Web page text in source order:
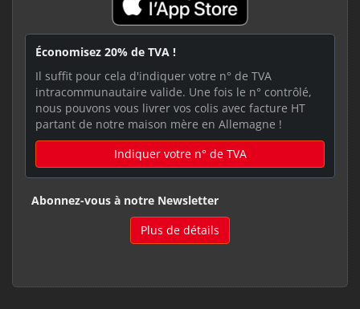
Économisez 20% de TVA !
Il suffit pour cela d'indiquer votre n° de TVA
intracommunautaire valide. Une fois le n° contrôlé,
nous pouvons vous livrer vos colis avec facture HT
partant de notre maison mère en Allemagne !
Indiquer votre n° de TVA
Abonnez-vous à notre Newsletter
Plus de détails